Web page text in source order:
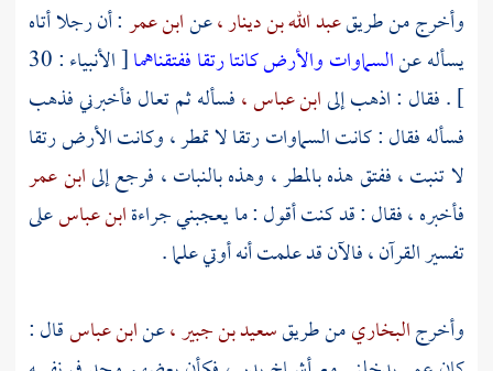
وأخرج من طريقعبد الله بن دينار ،عنابن عمر: أن رجلا أتاه
يسأله عنالسماوات والأرض كانتا رتقا ففتقناهما
[ الأنبياء : 30
] . فقال : اذهب إلىابن عباس ،فسأله ثم تعال فأخبرني فذهب
فسأله فقال : كانت السماوات رتقا لا تمطر ، وكانت الأرض رتقا
لا تنبت ، ففتق هذه بالمطر ، وهذه بالنبات ، فرجع إلىابن عمر
فأخبره ، فقال : قد كنت أقول : ما يعجبني جراءةابن عباسعلى
تفسير القرآن ، فالآن قد علمت أنه أوتي علما .
وأخرجالبخاريمن طريقسعيد بن جبير ،عنابن عباسقال :